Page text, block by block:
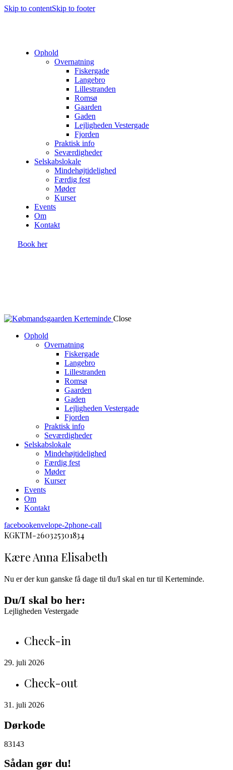
Skip to contentSkip to footer
Ophold
Overnatning
Fiskergade
Langebro
Lillestranden
Romsø
Gaarden
Gaden
Lejligheden Vestergade
Fjorden
Praktisk info
Seværdigheder
Selskabslokale
Mindehøjtidelighed
Færdig fest
Møder
Kurser
Events
Om
Kontakt
Book her
Close
Ophold
Overnatning
Fiskergade
Langebro
Lillestranden
Romsø
Gaarden
Gaden
Lejligheden Vestergade
Fjorden
Praktisk info
Seværdigheder
Selskabslokale
Mindehøjtidelighed
Færdig fest
Møder
Kurser
Events
Om
Kontakt
facebookenvelope-2phone-call
KGKTM-260325301834
Kære Anna Elisabeth
Nu er der kun ganske få dage til du/I skal en tur til Kerteminde.
Du/I skal bo her:
Lejligheden Vestergade
Check-in
29. juli 2026
Check-out
31. juli 2026
Dørkode
83143
Sådan gør du!